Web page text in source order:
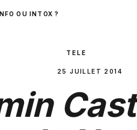
OU INTOX ?
TELE
25 JUILLET 2014